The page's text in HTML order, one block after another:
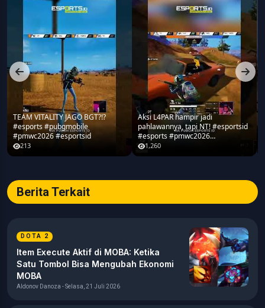
TEAM VITALITY JAGO BGT?!?
#esports #pubgmobile
#pmwc2026 #esportsid
213
Aksi L4PAR hampir jadi
pahlawannya, tapi NT! #esportsid
#esports #pmwc2026
#pubgmobile #teamrrq
1,260
Berita Terkait
DOTA 2
Item Execute Aktif di MOBA: Ketika
Satu Tombol Bisa Mengubah Ekonomi
MOBA
Aldonov Danoza - Selasa, 21 Juli 2026